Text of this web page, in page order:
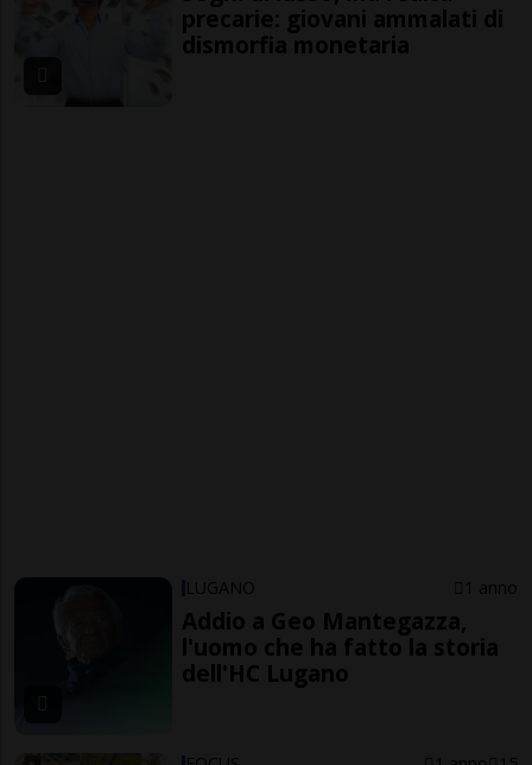
precarie: giovani ammalati di
dismorfia monetaria
LUGANO 1 anno
Addio a Geo Mantegazza,
l'uomo che ha fatto la storia
dell'HC Lugano